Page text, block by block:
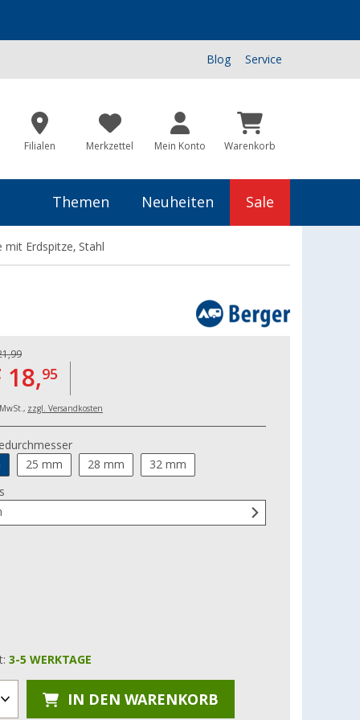
Blog Service
Filialen Merkzettel Mein Konto Warenkorb
Themen Neuheiten Sale
Erdspitze, Stahl
18,95
zzgl. Versandkosten
25 mm 28 mm 32 mm
3-5 WERKTAGE
IN DEN WARENKORB